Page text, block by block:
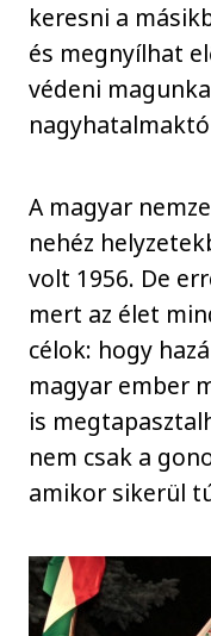
keresni a
és megnyílhat
védeni
A magyar
nehéz
volt 1956. De
mert az élet
célok: hogy
magyar ember
is
nem csak a
amikor sikerül